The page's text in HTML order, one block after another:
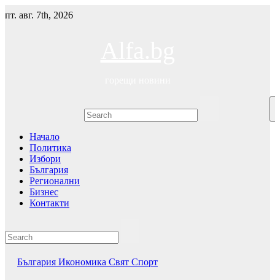
to
пт. авг. 7th, 2026
Начало
Политика
Избори
България
Регионални
Бизнес
Контакти
България Икономика Свят Спорт